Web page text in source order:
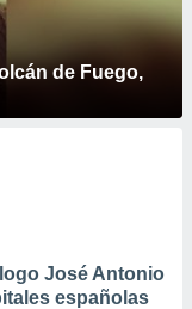
de Fuego,
José Antonio
españolas